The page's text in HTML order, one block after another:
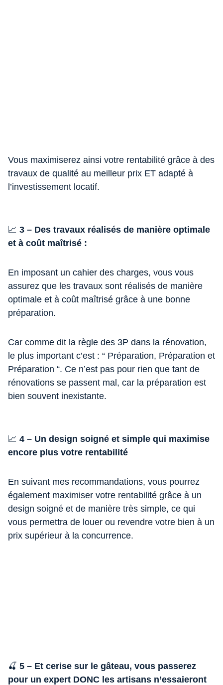
Vous maximiserez ainsi votre rentabilité grâce à des
travaux de qualité au meilleur prix ET adapté à
l’investissement locatif.
📈 3 – Des travaux réalisés de manière optimale
et à coût maîtrisé :
En imposant un cahier des charges, vous vous
assurez que les travaux sont réalisés de manière
optimale et à coût maîtrisé grâce à une bonne
préparation.
Car comme dit la règle des 3P dans la rénovation,
le plus important c’est : “ Préparation, Préparation et
Préparation “. Ce n’est pas pour rien que tant de
rénovations se passent mal, car la préparation est
bien souvent inexistante.
📈 4 – Un design soigné et simple qui maximise
encore plus votre rentabilité
En suivant mes recommandations, vous pourrez
également maximiser votre rentabilité grâce à un
design soigné et de manière très simple, ce qui
vous permettra de louer ou revendre votre bien à un
prix supérieur à la concurrence.
🍒 5 – Et cerise sur le gâteau, vous passerez
pour un expert DONC les artisans n’essaieront